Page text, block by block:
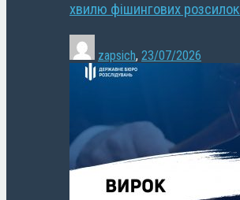
хвилю фішингових розсилок
zapsich, 23/07/2026